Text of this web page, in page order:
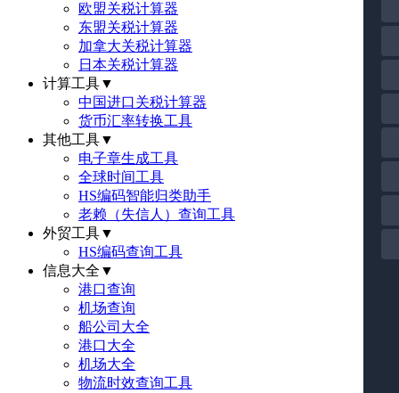
欧盟关税计算器
东盟关税计算器
加拿大关税计算器
日本关税计算器
计算工具▼
中国进口关税计算器
货币汇率转换工具
其他工具▼
电子章生成工具
全球时间工具
HS编码智能归类助手
老赖（失信人）查询工具
外贸工具▼
HS编码查询工具
信息大全 ▼
港口查询
机场查询
船公司大全
港口大全
机场大全
物流时效查询工具